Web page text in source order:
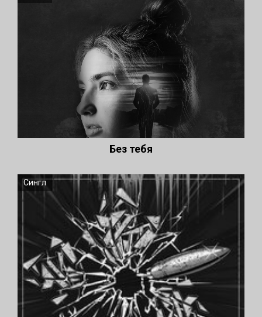
Без тебя
Сингл